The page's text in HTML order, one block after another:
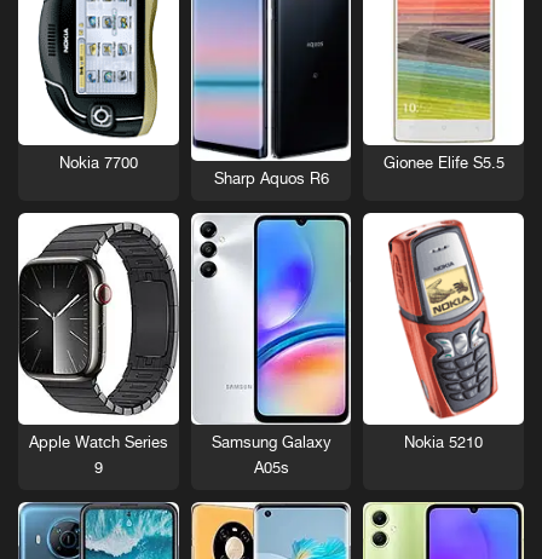
Gionee Elife S5.5
Sharp Aquos R6
Nokia 7700
Nokia 5210
Samsung Galaxy
A05s
Apple Watch Series
9